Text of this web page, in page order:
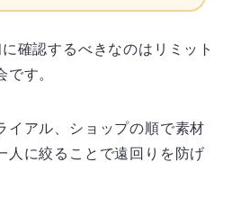
確認するべきなのはリミット
す。
イアル、ショップの順で素材
人に絞ることで遠回りを防げ